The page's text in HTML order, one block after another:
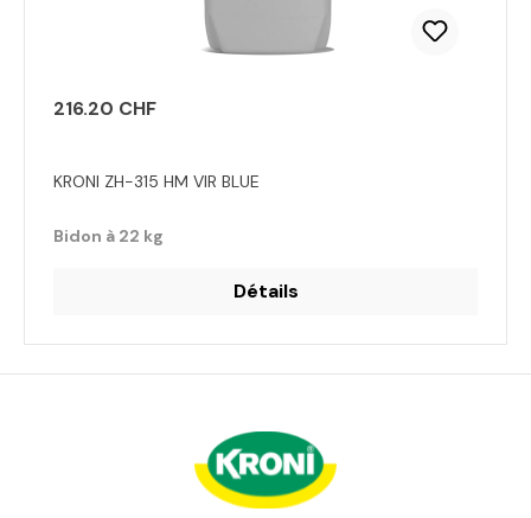
216.20 CHF
KRONI ZH-315 HM VIR BLUE
Bidon à 22 kg
Détails